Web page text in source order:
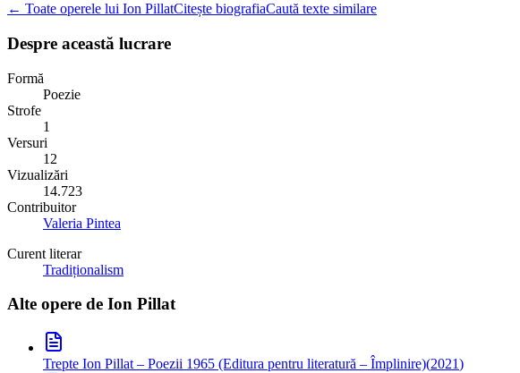
← Toate operele lui Ion PillatCitește biografiaCaută texte similare
Despre această lucrare
Formă
Poezie
Strofe
1
Versuri
12
Vizualizări
14.723
Contribuitor
Valeria Pintea
Curent literar
Tradiționalism
Alte opere de Ion Pillat
Trepte Ion Pillat – Poezii 1965 (Editura pentru literatură – Împlinire)(2021)